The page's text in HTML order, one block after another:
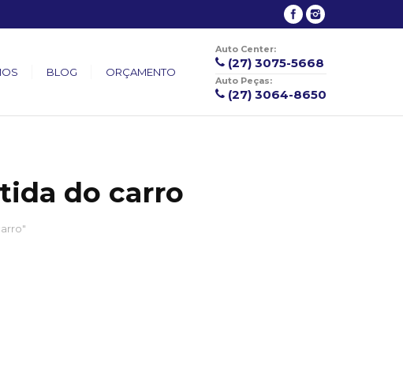
BLOG ORÇAMENTO
Auto Center:
(27) 3075-5668
Auto Peças:
(27) 3064-8650
do carro